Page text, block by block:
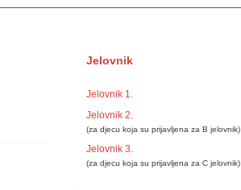
Jelovnik
Jelovnik 1.
Jelovnik 2.
(za djecu koja su prijavljena za B jelovnik)
Jelovnik 3.
(za djecu koja su prijavljena za C jelovnik)